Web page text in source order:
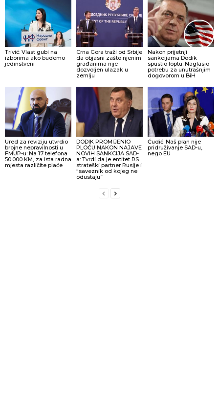
Trivić: Vlast gubi na
izborima ako budemo
jedinstveni
Crna Gora traži od Srbije
da objasni zašto njenim
građanima nije
dozvoljen ulazak u
zemlju
Nakon prijetnji
sankcijama Dodik
spustio loptu: Naglasio
potrebu za unutrašnjim
dogovorom u BiH
Ured za reviziju utvrdio
brojne nepravilnosti u
FMUP-u: Na 17 telefona
50.000 KM, za ista radna
mjesta različite plaće
DODIK PROMIJENIO
PLOČU NAKON NAJAVE
NOVIH SANKCIJA SAD-
a: Tvrdi da je entitet RS
strateški partner Rusije i
“saveznik od kojeg ne
odustaju”
Ćudić: Naš plan nije
pridruživanje SAD-u,
nego EU